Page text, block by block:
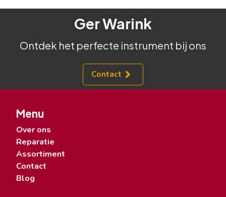
Ger Warink
Ontdek het perfecte instrument bij ons
Contact
Menu
Over ons
Reparatie
Assortiment
Contact
Blog